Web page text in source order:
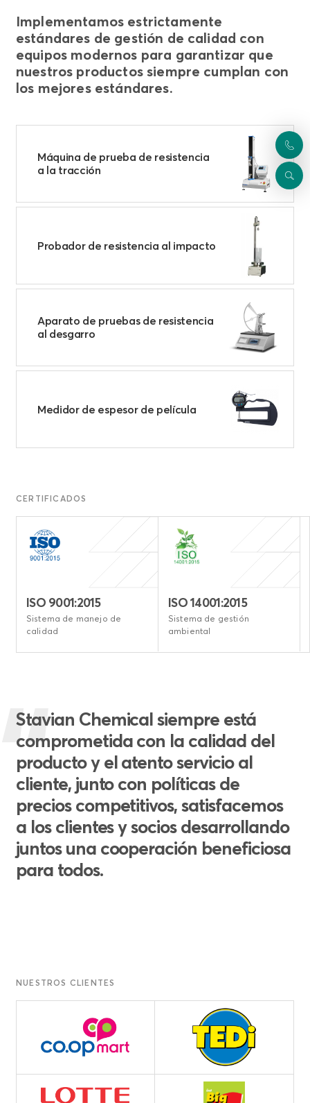
Implementamos estrictamente
estándares de gestión de calidad con
equipos modernos para garantizar que
nuestros productos siempre cumplan con
los mejores estándares.
Máquina de prueba de resistencia
a la tracción
Probador de resistencia al impacto
Aparato de pruebas de resistencia
al desgarro
Medidor de espesor de película
CERTIFICADOS
ISO 9001:2015
Sistema de manejo de
calidad
ISO 14001:2015
Sistema de gestión
ambiental
Stavian Chemical siempre está
comprometida con la calidad del
producto y el atento servicio al
cliente, junto con políticas de
precios competitivos, satisfacemos
a los clientes y socios desarrollando
juntos una cooperación beneficiosa
para todos.
NUESTROS CLIENTES